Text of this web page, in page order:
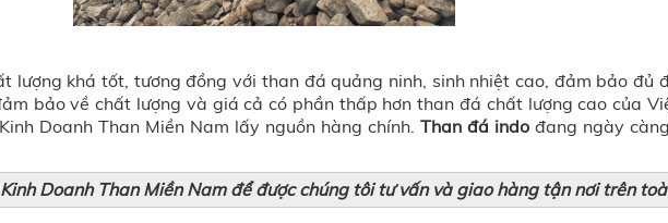
lượng khá tốt, tương đồng với than đá quảng ninh, sinh nhiệt cao, đảm bảo đủ
bảo về chất lượng và giá cả có phần thấp hơn than đá chất lượng cao của
Doanh Than Miền Nam lấy nguồn hàng chính. Than đá indo đang ngày
Doanh Than Miền Nam để được chúng tôi tư vấn và giao hàng tận nơi trên